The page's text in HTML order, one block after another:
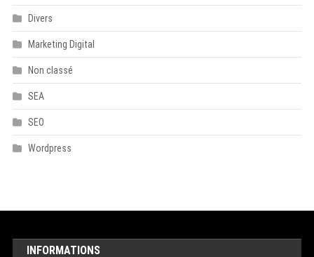
Divers
Marketing Digital
Non classé
SEA
SEO
Wordpress
INFORMATIONS